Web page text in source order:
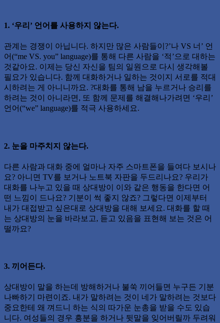
1. ‘우리’ 언어를 사용하지 않는다.
관계는 경쟁이 아닙니다. 하지만 많은 사람들이?’나 VS 너’ 언
어(“me VS. you” language)를 통해 다른 사람을 ‘적’으로 대하는
것같아요. 이제는 당신 자신을 팀의 일원으로 다시 생각해볼
필요가 있습니다. 함께 대화하거나 일하는 것이지 서로를 적대
시하려는 게 아니니까요. ?대화를 통해 남을 누르거나 승리를
하려는 것이 아니라면, 또 함께 문제를 해결해나가려면 ‘우리’
언어(“we” language)를 적극 사용하세요.
2. 눈을 마주치지 않는다.
다른 사람과 대화 중에 얼마나 자주 스마트폰을 들여다 보시나
요? 아니면 TV를 보거나 노트북 자판을 두드리나요? 우리가
대화를 나누고 있을 때 상대방이 이와 같은 행동을 한다면 어
떤 느낌이 드나요? 기분이 썩 좋지 않죠? 그렇다면 이제부터
내가 대접받고 싶은대로 상대방을 대해 보세요. 대화를 할 때
는 상대방의 눈을 바라보고, 듣고 있음을 표현해 보는 것은 어
떨까요?
3. 끼어든다.
상대방이 말을 하는데 방해하거나 불쑥 끼어들면 누구든 기분
나빠하기 마련이죠. 내가 말하려는 것이 네가 말하려는 것보다
중요한테 왜 껴드니 하는 식의 따가운 눈총을 받을 수도 있습
니다. 여성들의 경우 흥분을 하거나 뒷말을 잊어버릴까 두려워